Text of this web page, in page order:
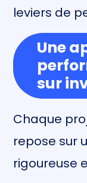
leviers de
Une
sur
Chaque
repose sur
rigoureuse